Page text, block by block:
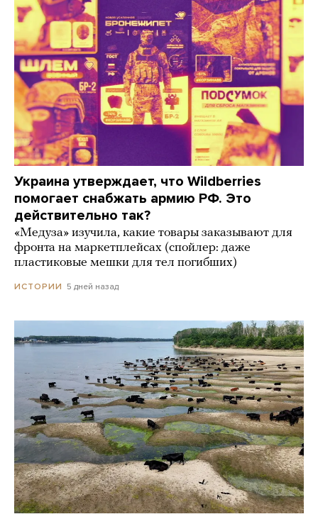
Украина утверждает, что Wildberries
помогает снабжать армию РФ. Это
действительно так?
«Медуза» изучила, какие товары заказывают для
фронта на маркетплейсах (спойлер: даже
пластиковые мешки для тел погибших)
ИСТОРИИ 5 дней назад